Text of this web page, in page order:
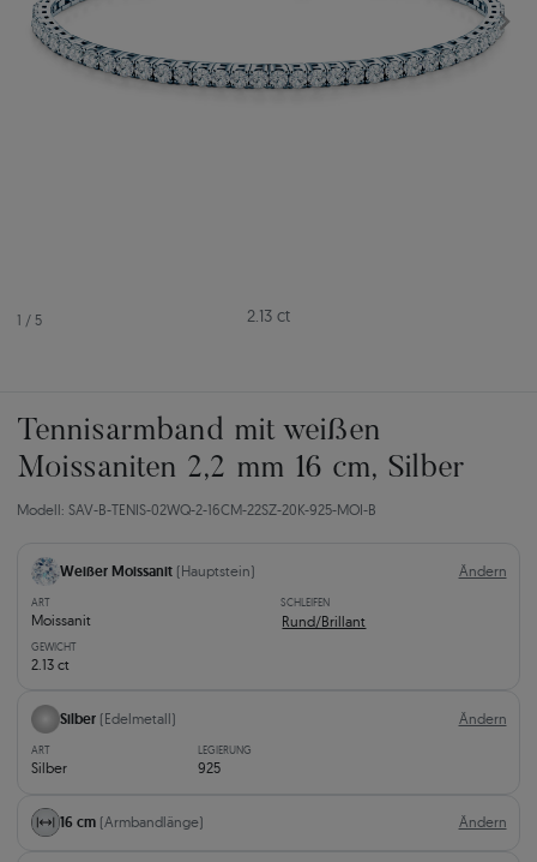
1 / 5 2.13 ct
Tennisarmband mit weißen
Moissaniten 2,2 mm 16 cm, Silber
Modell: SAV-B-TENIS-02WQ-2-16CM-22SZ-20K-925-MOI-B
Weißer Moissanit (Hauptstein) Ändern
ART
Moissanit
SCHLEIFEN
Rund/Brillant
GEWICHT
2.13 ct
Silber (Edelmetall) Ändern
ART
Silber
LEGIERUNG
925
16 cm (Armbandlänge) Ändern